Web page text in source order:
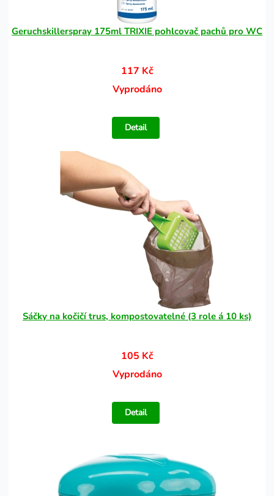
Geruchskillerspray 175ml TRIXIE pohlcovač pachů pro WC
117 Kč
Vyprodáno
Detail
Sáčky na kočičí trus, kompostovatelné (3 role á 10 ks)
105 Kč
Vyprodáno
Detail